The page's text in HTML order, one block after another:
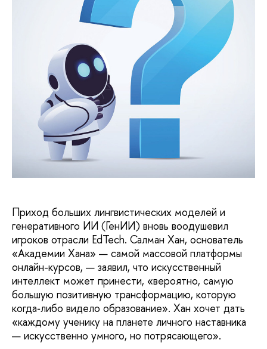
Приход больших лингвистических моде­лей и
генеративного ИИ (ГенИИ) вновь во­одушевил
игроков отрасли EdTech. Салман Хан, основатель
«Академии Хана» — самой массовой платформы
онлайн-курсов, — заявил, что искусственный
интеллект может принести, «вероятно, самую
боль­шую позитивную трансформацию, которую
когда‑либо видело образование». Хан хочет дать
«каждому ученику на планете личного наставника
— искусственно умного, но по­трясающего».